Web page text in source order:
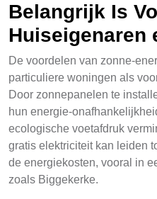
Belangrijk Is
Huiseigenaren
De voordelen van zonne-
particuliere woningen als
Door zonnepanelen te
hun energie-
ecologische voetafdruk
gratis elektriciteit kan leiden
de energiekosten, vooral in
zoals Biggekerke.